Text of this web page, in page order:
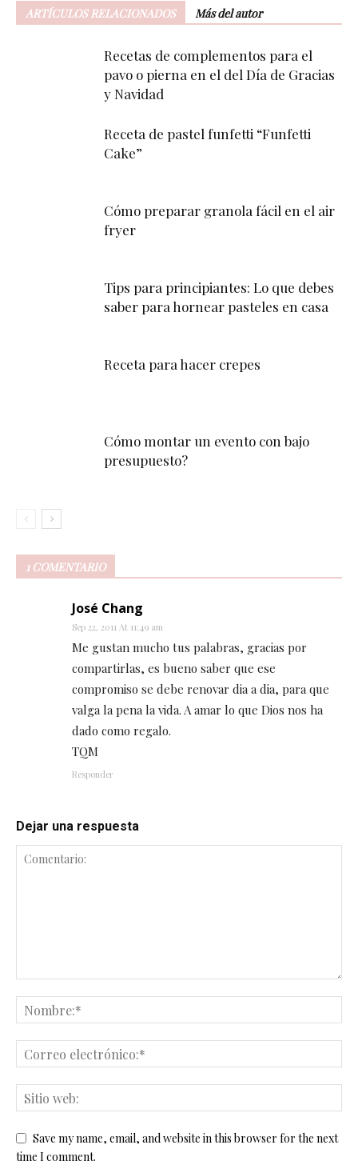
ARTÍCULOS RELACIONADOS Más del autor
Recetas de complementos para el
pavo o pierna en el del Día de Gracias
y Navidad
Receta de pastel funfetti “Funfetti
Cake”
Cómo preparar granola fácil en el air
fryer
Tips para principiantes: Lo que debes
saber para hornear pasteles en casa
Receta para hacer crepes
Cómo montar un evento con bajo
presupuesto?
1 COMENTARIO
José Chang
Sep 22, 2011 At 11:49 am
Me gustan mucho tus palabras, gracias por
compartirlas, es bueno saber que ese
compromiso se debe renovar dia a dia, para que
valga la pena la vida. A amar lo que Dios nos ha
dado como regalo.
TQM
Responder
Dejar una respuesta
Save my name, email, and website in this browser for the next
time I comment.